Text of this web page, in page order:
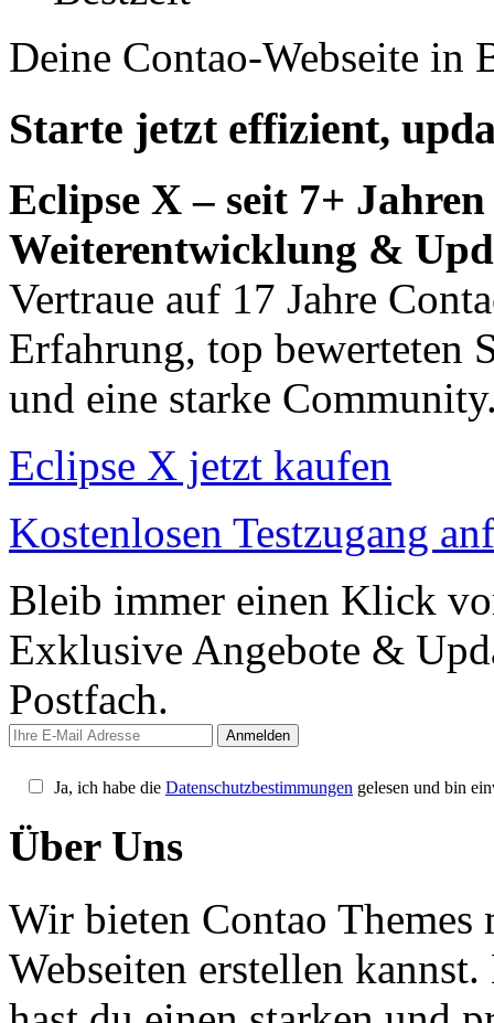
Deine Contao-Webseite in
Starte jetzt effizient,
Eclipse X – seit 7+ Jahren
Weiterentwicklung &
Vertraue auf 17 Jahre
Erfahrung, top bewerteten
und eine starke
Eclipse X jetzt kaufen
Kostenlosen Testzugang
Bleib immer einen Klick
Exklusive Angebote &
Postfach.
Ja, ich habe die Datenschutzbestimmungen gelesen und bin
Über Uns
Wir bieten Contao
Webseiten erstellen